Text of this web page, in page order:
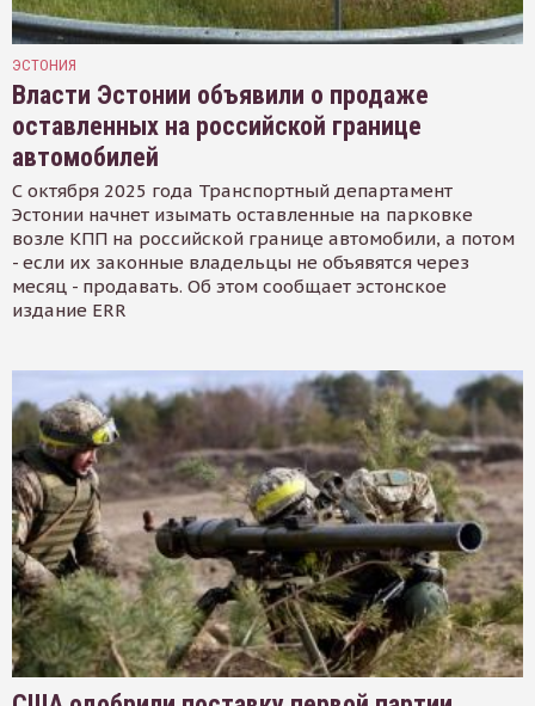
ЭСТОНИЯ
Власти Эстонии объявили о продаже
оставленных на российской границе
автомобилей
С октября 2025 года Транспортный департамент
Эстонии начнет изымать оставленные на парковке
возле КПП на российской границе автомобили, а потом
- если их законные владельцы не объявятся через
месяц - продавать. Об этом сообщает эстонское
издание ERR